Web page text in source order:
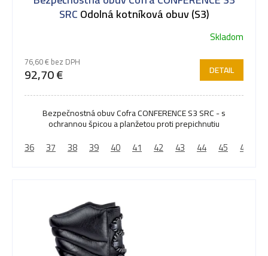
SRCOdolná kotníková obuv (S3)
Skladom
76,60 € bez DPH
92,70 € DETAIL
Bezpečnostná obuv Cofra CONFERENCE S3 SRC - s
ochrannou špicou a planžetou proti prepichnutiu
36 37 38 39 40 41 42 43 44 45 46